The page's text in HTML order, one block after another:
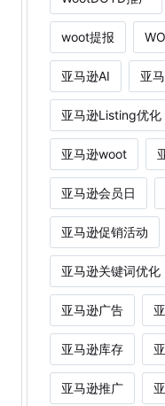
woot提报
亚马逊AI 亚
亚马逊Listing优化
亚马逊woot
亚马逊会员日
亚马逊促销活动
亚马逊关键词优化
亚马逊广告
亚马逊库存
亚马逊推广